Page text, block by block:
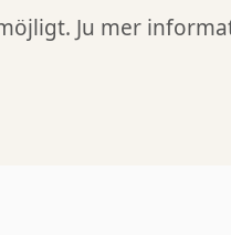
Ju mer